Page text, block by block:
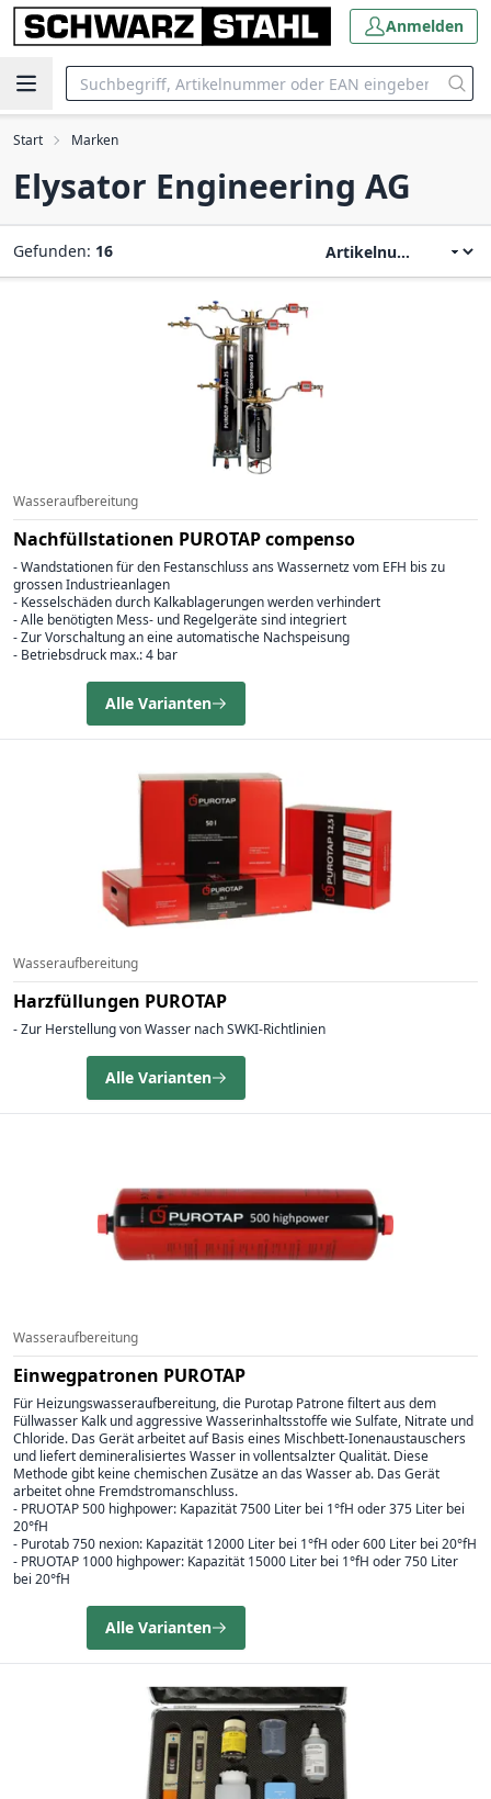
Anmelden
Start Marken
Elysator Engineering AG
Gefunden: 16
Wasseraufbereitung
Nachfüllstationen PUROTAP compenso
- Wandstationen für den Festanschluss ans Wassernetz vom EFH bis zu
grossen Industrieanlagen
- Kesselschäden durch Kalkablagerungen werden verhindert
- Alle benötigten Mess- und Regelgeräte sind integriert
- Zur Vorschaltung an eine automatische Nachspeisung
- Betriebsdruck max.: 4 bar
Alle Varianten
Wasseraufbereitung
Harzfüllungen PUROTAP
- Zur Herstellung von Wasser nach SWKI-Richtlinien
Alle Varianten
Wasseraufbereitung
Einwegpatronen PUROTAP
Für Heizungswasseraufbereitung, die Purotap Patrone filtert aus dem
Füllwasser Kalk und aggressive Wasserinhaltsstoffe wie Sulfate, Nitrate und
Chloride. Das Gerät arbeitet auf Basis eines Mischbett-Ionenaustauschers
und liefert demineralisiertes Wasser in vollentsalzter Qualität. Diese
Methode gibt keine chemischen Zusätze an das Wasser ab. Das Gerät
arbeitet ohne Fremdstromanschluss.
- PRUOTAP 500 highpower: Kapazität 7500 Liter bei 1°fH oder 375 Liter bei
20°fH
- Purotab 750 nexion: Kapazität 12000 Liter bei 1°fH oder 600 Liter bei 20°fH
- PRUOTAP 1000 highpower: Kapazität 15000 Liter bei 1°fH oder 750 Liter
bei 20°fH
Alle Varianten